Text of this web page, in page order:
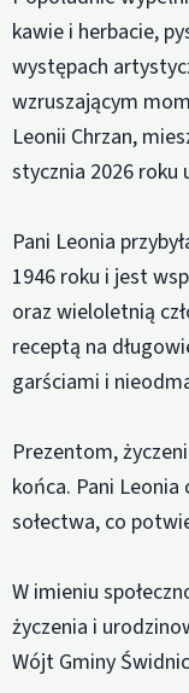
kawie i herbacie,
występach
wzruszającym
Leonii Chrzan,
stycznia 2026 roku
Pani Leonia
1946 roku i jest
oraz wieloletnią
receptą na
garściami i
Prezentom,
końca. Pani
sołectwa, co
W imieniu
życzenia i
Wójt Gminy